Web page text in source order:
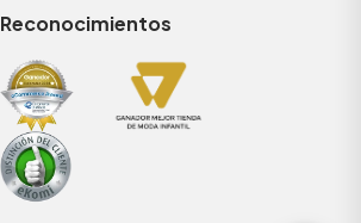
Reconocimientos